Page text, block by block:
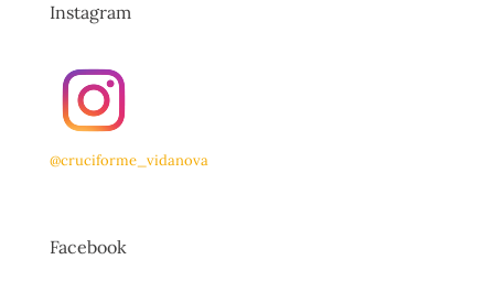
Instagram
@cruciforme_vidanova
Facebook